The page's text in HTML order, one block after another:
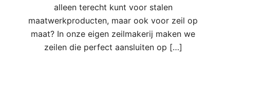
alleen terecht kunt voor stalen
maatwerkproducten, maar ook voor zeil op
maat? In onze eigen zeilmakerij maken we
zeilen die perfect aansluiten op […]